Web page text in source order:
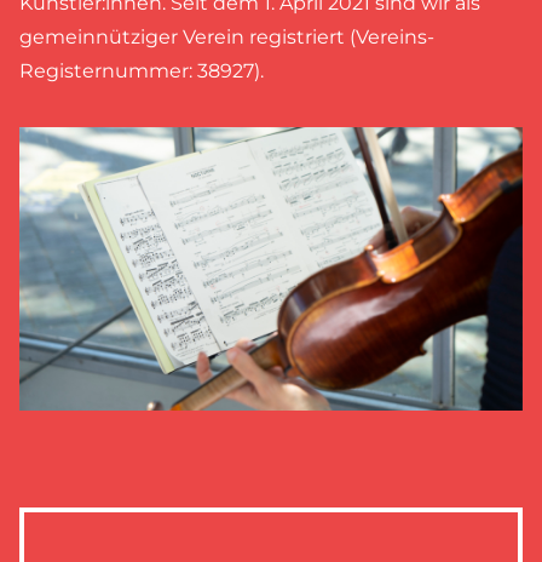
gemeinnütziger Verein registriert (Vereins-
Registernummer: 38927).